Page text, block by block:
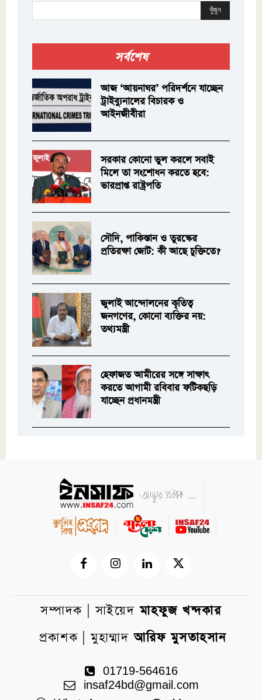
খুঁজুন
সর্বশেষ
আজ ‘আয়নাঘর’ পরিদর্শনে যাচ্ছেন
ট্রাইব্যুনালের বিচারক ও
আইনজীবীরা
সরকার কোনো ভুল করলে সবাই
মিলে তা সংশোধন করতে হবে:
ভারপ্রাপ্ত রাষ্ট্রপতি
সৌদি, পাকিস্তান ও তুরস্কের
প্রতিরক্ষা জোট: কী আছে চুক্তিতে?
জুলাই আন্দোলনের কৃতিত্ব
জনগণের, কোনো ব্যক্তির নয়:
তথ্যমন্ত্রী
হেফাজত আমীরের সঙ্গে সাক্ষাৎ
করতে আগামী রবিবার ফটিকছড়ি
যাচ্ছেন প্রধানমন্ত্রী
সম্পাদক | সাইয়েদমাহফুজ খন্দকার
প্রকাশক | মুহাম্মাদআরিফ মুসতাহসান
01719-564616
insaf24bd@gmail.com